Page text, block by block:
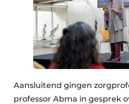
Aansluitend gingen
professor Abma in gesprek